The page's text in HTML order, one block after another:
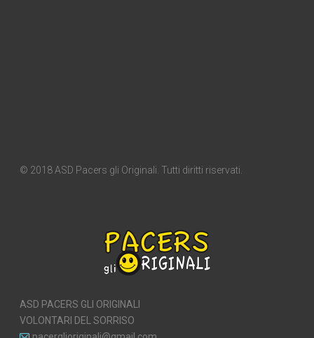
© 2018 ASD Pacers gli Originali. Tutti diritti riservati.
ASD PACERS GLI ORIGINALI
VOLONTARI DEL SORRISO